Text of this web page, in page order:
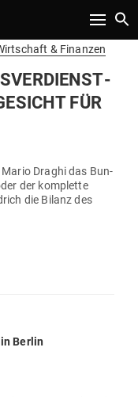
Toggle
& Finanzen
FÜR
Mario Draghi das Bun­
der kom­plette
die Bilanz des
Berlin